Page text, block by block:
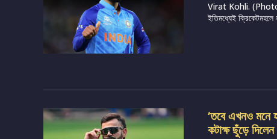
Virat Kohli. (Photo
ইতিমধ্যেই
‘তবে এখনও মনে
কটাক্ষ ছুঁড়ে